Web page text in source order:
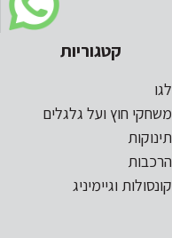
קטגוריות
לגו
משחקי חוץ ועל גלגלים
תינוקות
הרכבות
קונסולות וגיימיניג